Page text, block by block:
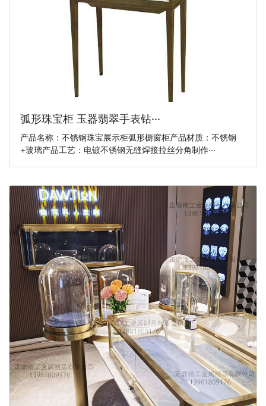
弧形珠宝柜 玉器翡翠手表钻···
产品名称：不锈钢珠宝展示柜弧形橱窗柜产品材质：不锈钢
+玻璃产品工艺：电镀不锈钢无缝焊接拉丝分角制作···